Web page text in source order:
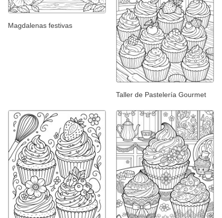
Magdalenas festivas
Taller de Pastelería Gourmet